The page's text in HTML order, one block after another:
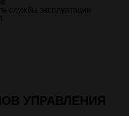
службы эксплуатации
УПРАВЛЕНИЯ